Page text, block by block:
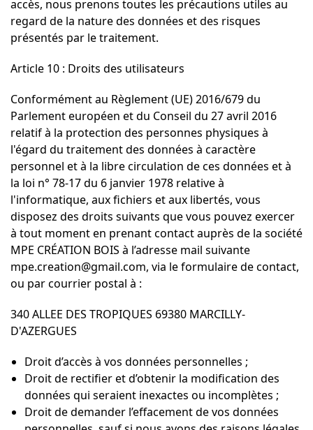
accès, nous prenons toutes les précautions utiles au
regard de la nature des données et des risques
présentés par le traitement.
Article 10 : Droits des utilisateurs
Conformément au Règlement (UE) 2016/679 du
Parlement européen et du Conseil du 27 avril 2016
relatif à la protection des personnes physiques à
l'égard du traitement des données à caractère
personnel et à la libre circulation de ces données et à
la loi n° 78-17 du 6 janvier 1978 relative à
l'informatique, aux fichiers et aux libertés, vous
disposez des droits suivants que vous pouvez exercer
à tout moment en prenant contact auprès de la société
MPE CRÉATION BOIS à l’adresse mail suivante
mpe.creation@gmail.com, via le formulaire de contact,
ou par courrier postal à :
340 ALLEE DES TROPIQUES 69380 MARCILLY-
D'AZERGUES
Droit d’accès à vos données personnelles ;
Droit de rectifier et d’obtenir la modification des
données qui seraient inexactes ou incomplètes ;
Droit de demander l’effacement de vos données